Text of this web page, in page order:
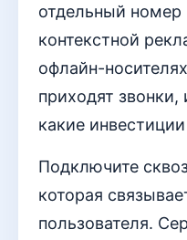
отдельный номер
контекстной
офлайн-
приходят звонки,
какие
Подключите
которая
пользователя.